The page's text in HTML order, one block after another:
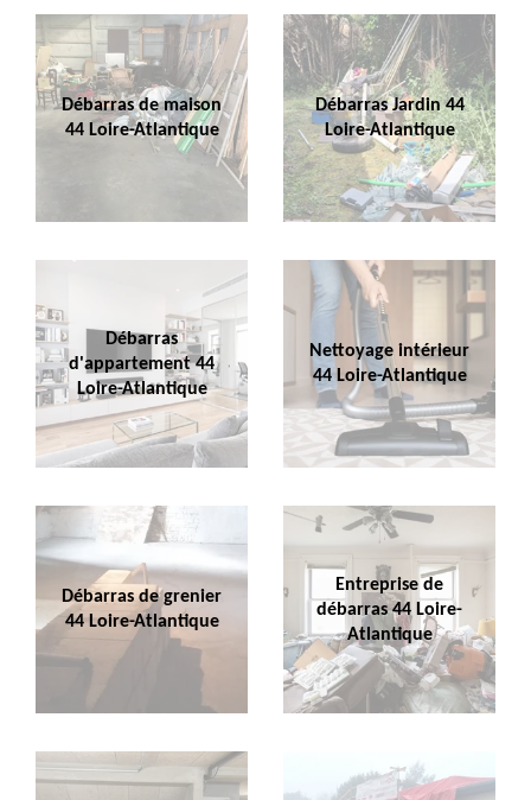
Débarras de maison
44 Loire-Atlantique
Débarras Jardin 44
Loire-Atlantique
Débarras
d'appartement 44
Loire-Atlantique
Nettoyage intérieur
44 Loire-Atlantique
Débarras de grenier
44 Loire-Atlantique
Entreprise de
débarras 44 Loire-
Atlantique